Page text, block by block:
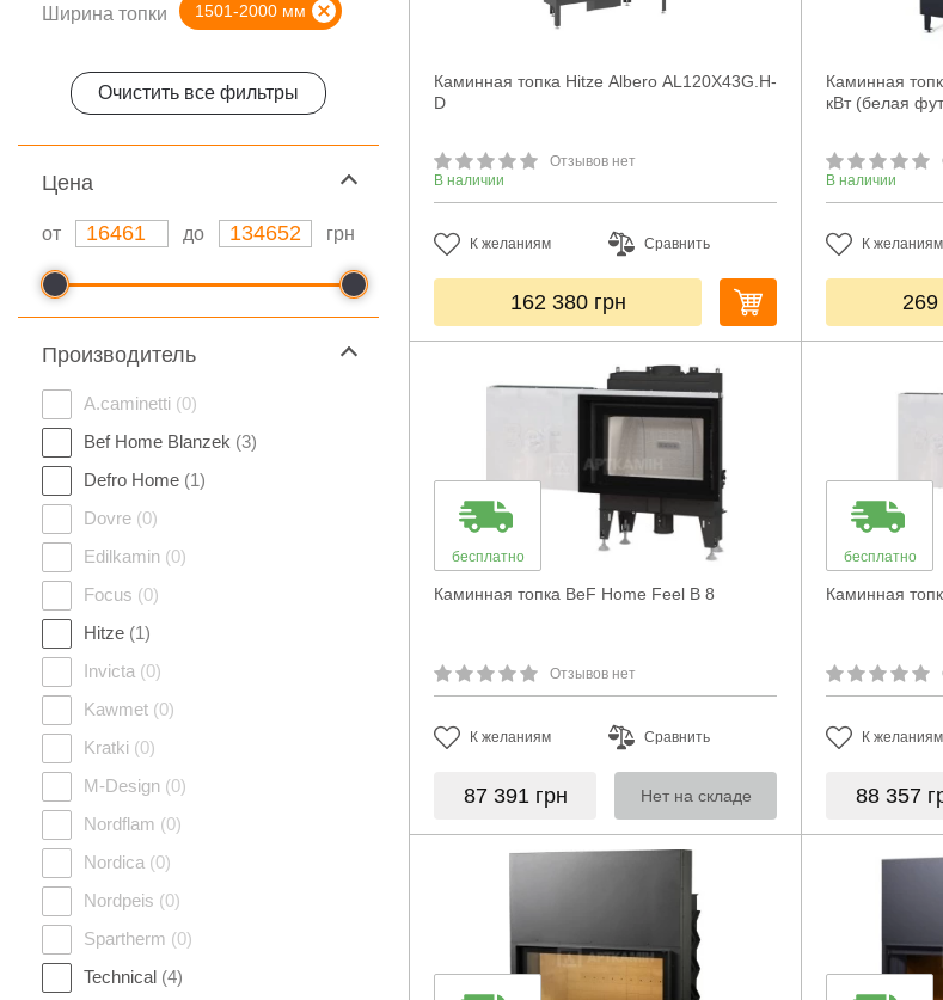
Ширина топки 1501-2000 мм
Очистить все фильтры
Цeна
от до грн
Производитель
A.caminetti (0)
Bef Home Blanzek (3)
Defro Home (1)
Dovre (0)
Edilkamin (0)
Focus (0)
Hitze (1)
Invicta (0)
Kawmet (0)
Kratki (0)
M-Design (0)
Nordflam (0)
Nordica (0)
Nordpeis (0)
Spartherm (0)
Technical (4)
Каминная топка Hitze Albero AL120X43G.H-
D
Отзывов нет
В наличии
К желаниям Сравнить
162 380 грн
Каминная
кВт (белая
В наличии
К желаниям
бесплатно
Каминная топка BeF Home Feel B 8
Отзывов нет
К желаниям Сравнить
87 391 грн Нет на складе
бесплатно
Каминная
К желаниям
88 357